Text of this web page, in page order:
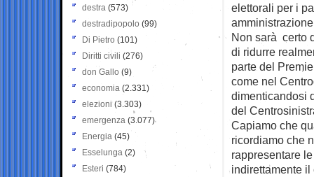
elettorali per i
Non sarà certo
di ridurre
parte del
come nel
dimenticandosi
del
Capiamo che
ricordiamo che
rappresentare
indirettamente
destra (573)
destradipopolo (99)
Di Pietro (101)
Diritti civili (276)
don Gallo (9)
economia (2.331)
elezioni (3.303)
emergenza (3.077)
Energia (45)
Esselunga (2)
Esteri (784)